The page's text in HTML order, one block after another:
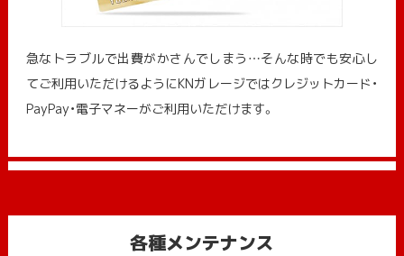
急なトラブルで出費がかさんでしまう…そんな時でも安心し
てご利用いただけるようにKNガレージではクレジットカード・
PayPay・電子マネーがご利用いただけます。
各種メンテナンス